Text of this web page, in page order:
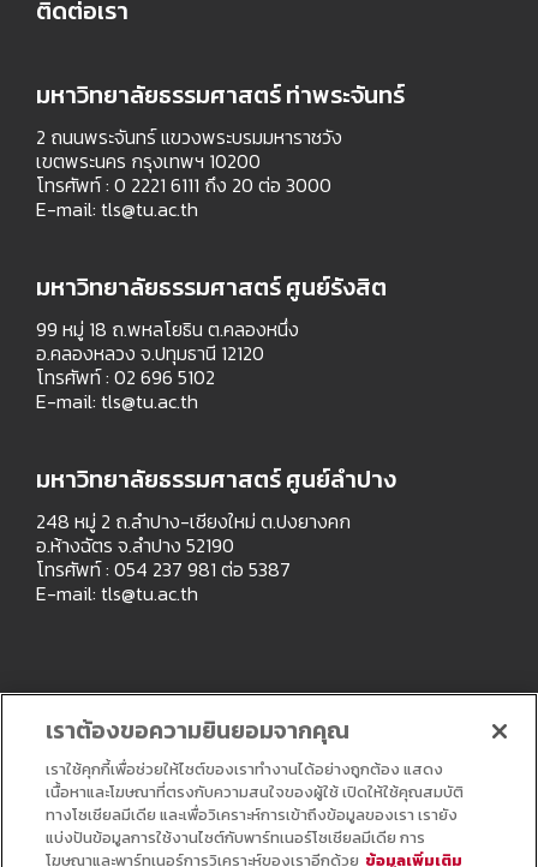
ติดต่อเรา
มหาวิทยาลัยธรรมศาสตร์ ท่าพระจันทร์
2 ถนนพระจันทร์ แขวงพระบรมมหาราชวัง
เขตพระนคร กรุงเทพฯ 10200
โทรศัพท์ : 0 2221 6111 ถึง 20 ต่อ 3000
E-mail: tls@tu.ac.th
มหาวิทยาลัยธรรมศาสตร์ ศูนย์รังสิต
99 หมู่ 18 ถ.พหลโยธิน ต.คลองหนึ่ง
อ.คลองหลวง จ.ปทุมธานี 12120
โทรศัพท์ : 02 696 5102
E-mail: tls@tu.ac.th
มหาวิทยาลัยธรรมศาสตร์ ศูนย์ลำปาง
248 หมู่ 2 ถ.ลำปาง-เชียงใหม่ ต.ปงยางคก
อ.ห้างฉัตร จ.ลำปาง 52190
โทรศัพท์ : 054 237 981 ต่อ 5387
E-mail: tls@tu.ac.th
เราต้องขอความยินยอมจากคุณ
เราใช้คุกกี้เพื่อช่วยให้ไซต์ของเราทำงานได้อย่างถูกต้อง แสดง
เนื้อหาและโฆษณาที่ตรงกับความสนใจของผู้ใช้ เปิดให้ใช้คุณสมบัติ
ทางโซเชียลมีเดีย และเพื่อวิเคราะห์การเข้าถึงข้อมูลของเรา เรายัง
แบ่งปันข้อมูลการใช้งานไซต์กับพาร์ทเนอร์โซเชียลมีเดีย การ
โฆษณาและพาร์ทเนอร์การวิเคราะห์ของเราอีกด้วย ข้อมูลเพิ่มเติม